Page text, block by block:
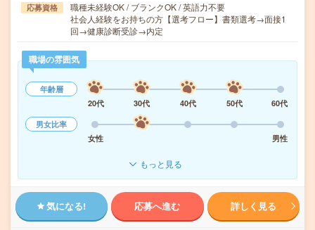
応募資格
職種未経験OK / ブランクOK / 英語力不要
社会人経験をお持ちの方【選考フロー】書類選考→面接1
回→健康診断受診→内定
職場の雰囲気
年齢層
20代
30代 40代 50代
60代
男女比率
女性
男性
もっと見る
気になる! 応募へ進む 詳しく見る